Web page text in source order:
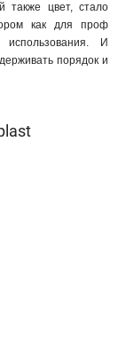
также цвет, стало
как для проф
И
порядок и